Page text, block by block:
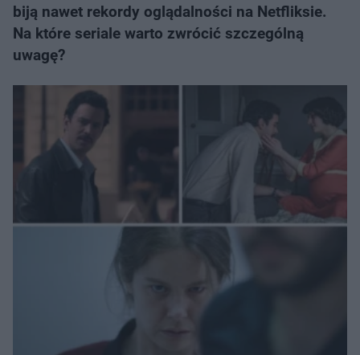
biją nawet rekordy oglądalności na Netfliksie.
Na które seriale warto zwrócić szczególną
uwagę?